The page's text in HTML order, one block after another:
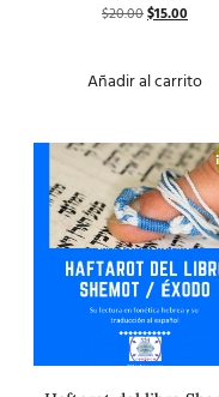
Valorado
con
$20.00$15.00
Añadir al carrito